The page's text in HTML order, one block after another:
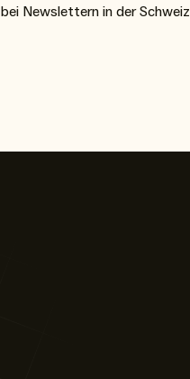
bei Newslettern in der Schweiz